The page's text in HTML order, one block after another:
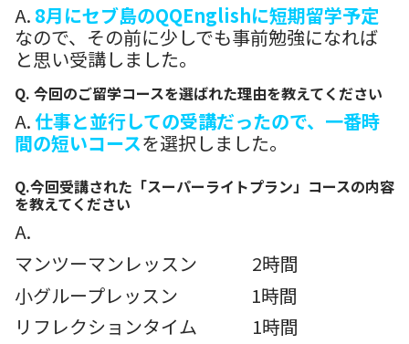
A. 8月にセブ島のQQEnglishに短期留学予定
なので、その前に少しでも事前勉強になれば
と思い受講しました。
Q. 今回のご留学コースを選ばれた理由を教えてください
A.仕事と並行しての受講だったので、一番時
間の短いコースを選択しました。
Q.今回受講された「スーパーライトプラン」コースの内容
を教えてください
A.
マンツーマンレッスン 2時間
小グループレッスン 1時間
リフレクションタイム 1時間